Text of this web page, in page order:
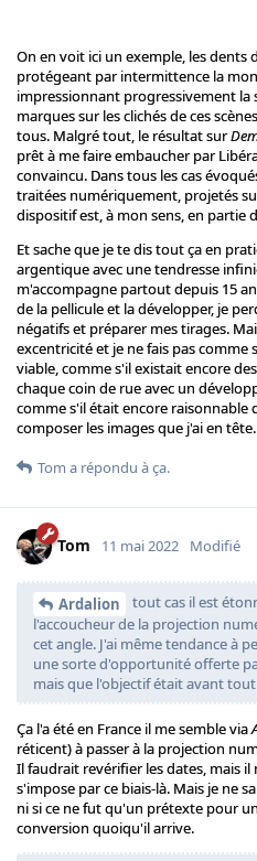
On en voit ici un exemple, les dents
protégeant par intermittence la
impressionnant progressivement la
marques sur les clichés de ces
tous. Malgré tout, le résultat sur
prêt à me faire embaucher par
convaincu. Dans tous les cas
traitées numériquement, projetés
dispositif est, à mon sens, en partie
Et sache que je te dis tout ça en
argentique avec une tendresse
m'accompagne partout depuis 15
de la pellicule et la développer, je
négatifs et préparer mes tirages.
excentricité et je ne fais pas
viable, comme s'il existait encore
chaque coin de rue avec un
comme s'il était encore raisonnable
composer les images que j'ai en tête.
Tom a répondu à ça.
Tom 11 mai 2022 Modifié
Ardalion
tout cas il est
l'accoucheur de la projection
cet angle. J'ai même tendance à
une sorte d'opportunité offerte
mais que l'objectif était avant tout
Ça l'a été en France il me semble via
réticent) à passer à la projection
Il faudrait revérifier les dates, mais
s'impose par ce biais-là. Mais je ne
ni si ce ne fut qu'un prétexte pour
conversion quoiqu'il arrive.